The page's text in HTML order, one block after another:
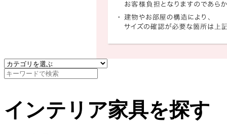
インテリア家具を探す